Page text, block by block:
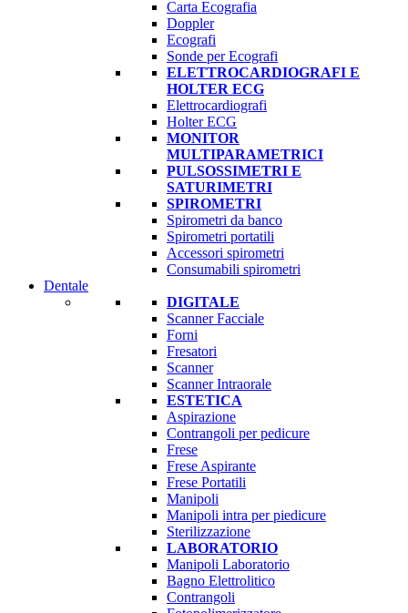
Carta Ecografia
Doppler
Ecografi
Sonde per Ecografi
ELETTROCARDIOGRAFI E
HOLTER ECG
Elettrocardiografi
Holter ECG
MONITOR
MULTIPARAMETRICI
PULSOSSIMETRI E
SATURIMETRI
SPIROMETRI
Spirometri da banco
Spirometri portatili
Accessori spirometri
Consumabili spirometri
Dentale
DIGITALE
Scanner Facciale
Forni
Fresatori
Scanner
Scanner Intraorale
ESTETICA
Aspirazione
Contrangoli per pedicure
Frese
Frese Aspirante
Frese Portatili
Manipoli
Manipoli intra per piedicure
Sterilizzazione
LABORATORIO
Manipoli Laboratorio
Bagno Elettrolitico
Contrangoli